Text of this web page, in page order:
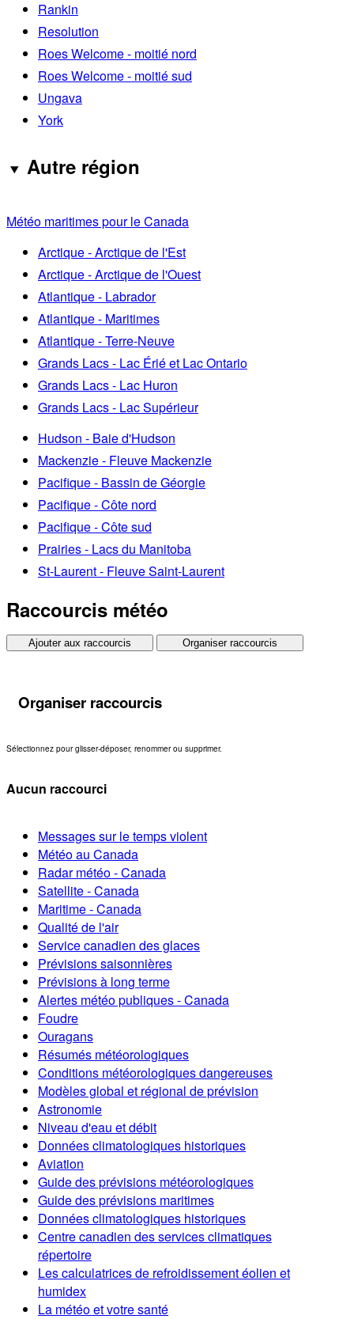
Rankin
Resolution
Roes Welcome - moitié nord
Roes Welcome - moitié sud
Ungava
York
Autre région
Météo maritimes pour le Canada
Arctique - Arctique de l'Est
Arctique - Arctique de l'Ouest
Atlantique - Labrador
Atlantique - Maritimes
Atlantique - Terre-Neuve
Grands Lacs - Lac Érié et Lac Ontario
Grands Lacs - Lac Huron
Grands Lacs - Lac Supérieur
Hudson - Baie d'Hudson
Mackenzie - Fleuve Mackenzie
Pacifique - Bassin de Géorgie
Pacifique - Côte nord
Pacifique - Côte sud
Prairies - Lacs du Manitoba
St-Laurent - Fleuve Saint-Laurent
Raccourcis météo
Ajouter aux raccourcis Organiser raccourcis
Organiser raccourcis
Sélectionnez pour glisser-déposer, renommer ou supprimer.
Aucun raccourci
Messages sur le temps violent
Météo au Canada
Radar météo - Canada
Satellite - Canada
Maritime - Canada
Qualité de l'air
Service canadien des glaces
Prévisions saisonnières
Prévisions à long terme
Alertes météo publiques - Canada
Foudre
Ouragans
Résumés météorologiques
Conditions météorologiques dangereuses
Modèles global et régional de prévision
Astronomie
Niveau d'eau et débit
Données climatologiques historiques
Aviation
Guide des prévisions météorologiques
Guide des prévisions maritimes
Données climatologiques historiques
Centre canadien des services climatiques
répertoire
Les calculatrices de refroidissement éolien et
humidex
La météo et votre santé